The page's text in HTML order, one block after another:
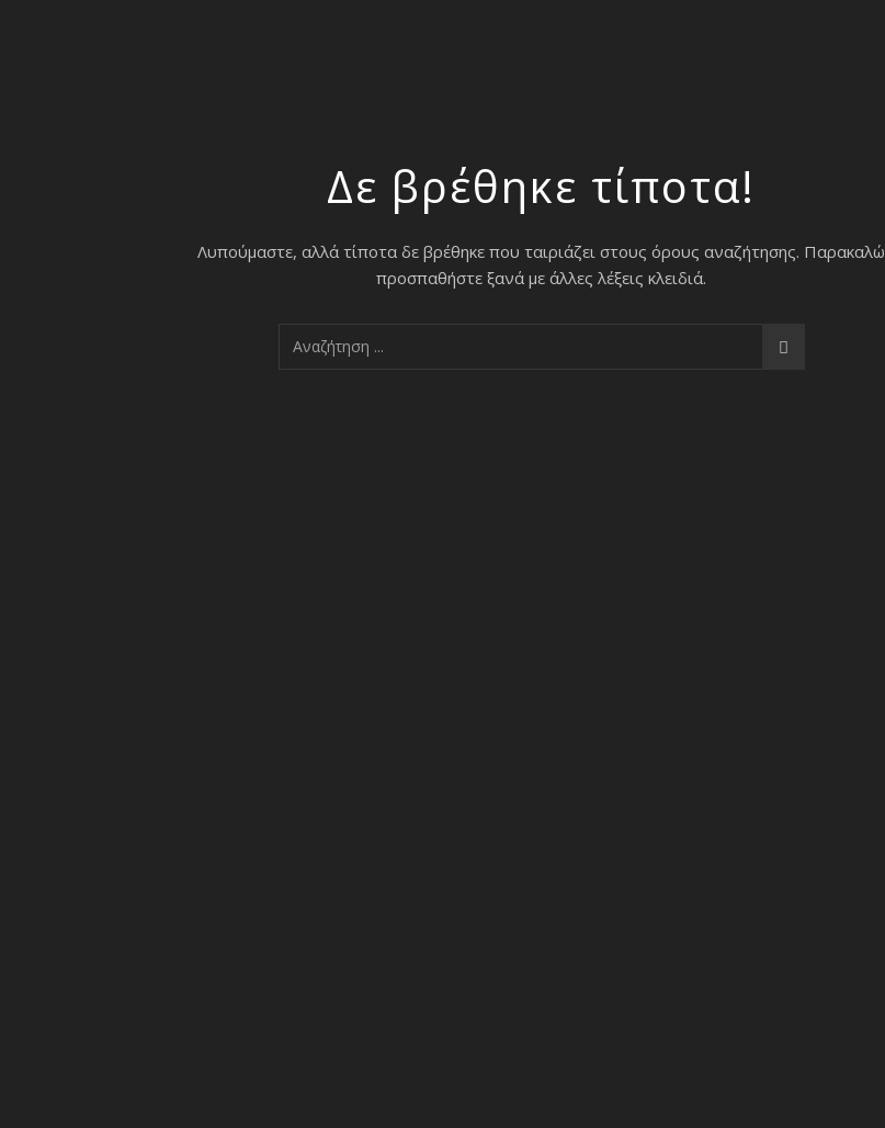
Δε βρέθηκε τίποτα!
Λυπούμαστε, αλλά τίποτα δε βρέθηκε που ταιριάζει στους όρους αναζήτησης. Παρακαλώ
προσπαθήστε ξανά με άλλες λέξεις κλειδιά.